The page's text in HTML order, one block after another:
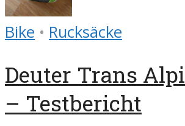
Bike • Rucksäcke
Deuter Trans
– Testbericht